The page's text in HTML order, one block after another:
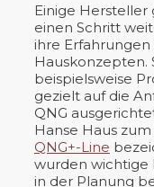
Einige Hersteller
einen Schritt
ihre
Hauskonzepten.
beispielsweise
gezielt auf die
QNG
Hanse Haus
QNG+-Line
wurden wichtige
in der Planung